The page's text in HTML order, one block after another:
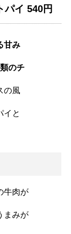
パイ 540円
甘み
のチ
の風
イと
牛肉が
まみが